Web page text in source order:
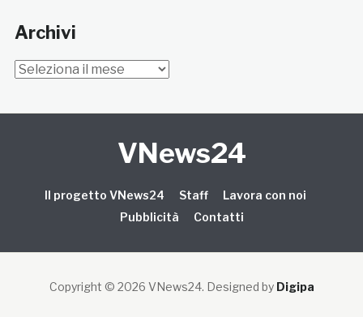
Archivi
Archivi
VNews24
Il progetto VNews24 Staff
Lavora con noi
Pubblicità
Contatti
Copyright © 2026 VNews24. Designed by Digipa